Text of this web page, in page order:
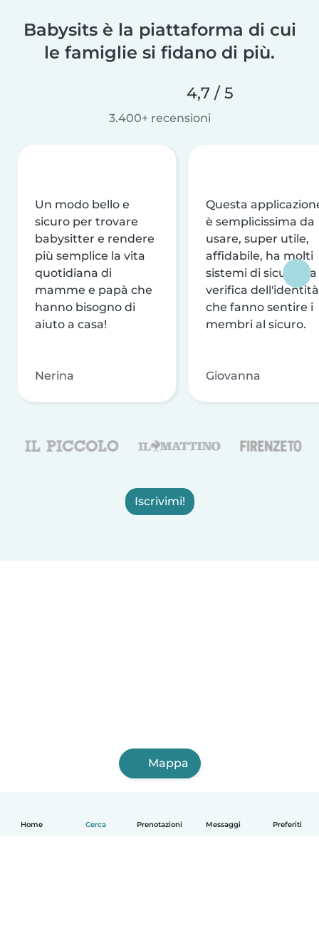
Home Cerca Prenotazioni Messaggi Preferiti
Babysits è la piattaforma di cui
le famiglie si fidano di più.
4,7 / 5
3.400+ recensioni
Un modo bello e
sicuro per trovare
babysitter e rendere
più semplice la vita
quotidiana di
mamme e papà che
hanno bisogno di
aiuto a casa!
Nerina
Questa
è semplicissima da
usare, super utile,
affidabile, ha molti
sistemi di sicurezza
verifica dell'identità
che fanno sentire i
membri al sicuro.
Giovanna
Iscrivimi!
Mappa